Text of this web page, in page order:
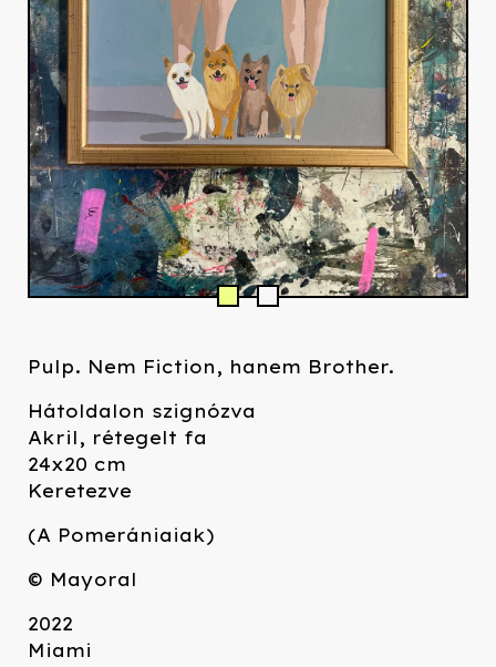
Pulp. Nem Fiction, hanem Brother.
Hátoldalon szignózva
Akril, rétegelt fa
24x20 cm
Keretezve
(A Pomerániaiak)
© Mayoral
2022
Miami